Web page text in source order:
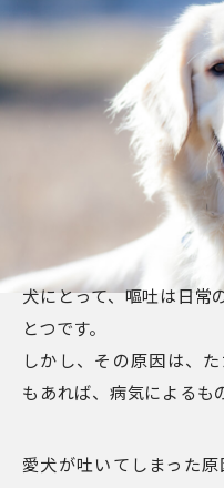
犬にとって、嘔吐は日常
とつです。
しかし、その原因は、
もあれば、病気によるも
愛犬が吐いてしまった原